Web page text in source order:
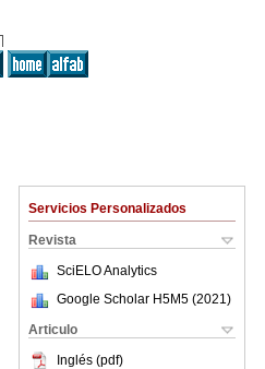
Servicios Personalizados
Revista
SciELO Analytics
Google Scholar H5M5 (2021 )
Articulo
Inglés (pdf)